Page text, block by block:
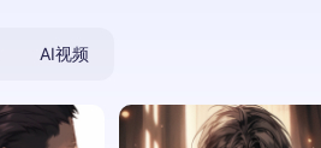
AI视频